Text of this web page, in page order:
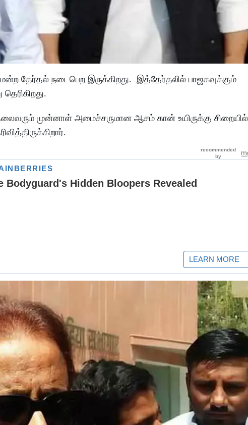
தேர்தல் நடைபெற இருக்கிறது. இத்தேர்தலில் பாஜகவுக்கும்
முன்னாள் அமைச்சருமான ஆசம் கான் உயிருக்கு சிறையில்